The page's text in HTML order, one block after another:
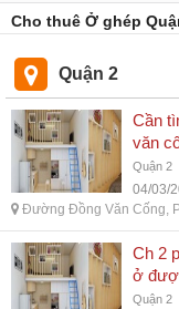
Cho thuê Ở ghép
Quận 2
Cần
văn
Quận 2
04/03/
Đường Đồng Văn Cống,
Ch 2
ở
thị
Quận 2